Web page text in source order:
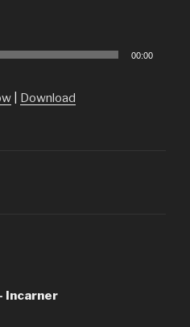
00:00
Download
Incarner